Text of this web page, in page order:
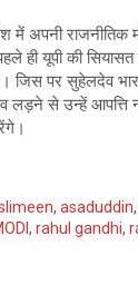
में अपनी
यूपी की सियासत
पर सुहेलदेव
लड़ने से उन्हें आपत्ति
, asaduddin,
, rahul gandhi,